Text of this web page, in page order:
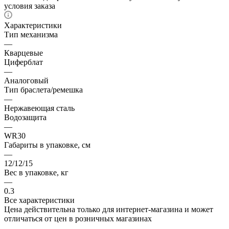
условия заказа
Характеристики
Тип механизма
—
Кварцевые
Циферблат
—
Аналоговый
Тип браслета/ремешка
—
Нержавеющая сталь
Водозащита
—
WR30
Габариты в упаковке, см
—
12/12/15
Вес в упаковке, кг
—
0.3
Все характеристики
Цена действительна только для интернет-магазина и может
отличаться от цен в розничных магазинах